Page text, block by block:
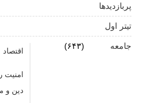
فناوری‌های نوین جایگزین
نیستند
روان‌شناسی زرد | جاذبه‌ها،
پربازدیدها
تیتر اول
جامعه (۶۴۳)
اقتصاد
امنیت
دین و